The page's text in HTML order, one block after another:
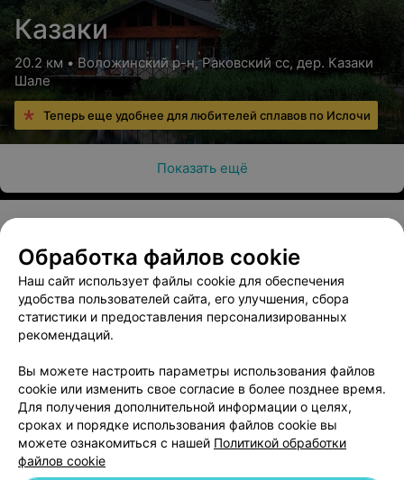
Казаки
20.2 км • Воложинский р-н, Раковский сс, дер. Казаки
Шале
Теперь еще удобнее для любителей сплавов по Ислочи
Показать ещё
О проекте Новости проекта
Размещение рекламы
Медицинский маркетинг
Публичный договор
Пользовательское соглашение
Способы оплаты
Написать в поддержку
Персональные настройки cookie
Обработка персональных данных
Обработка файлов cookie
Наш сайт использует файлы cookie для обеспечения
удобства пользователей сайта, его улучшения, сбора
статистики и предоставления персонализированных
рекомендаций.
Вы можете настроить параметры использования файлов
cookie или изменить свое согласие в более позднее время.
Для получения дополнительной информации о целях,
сроках и порядке использования файлов cookie вы
можете ознакомиться с нашей Политикой обработки
файлов cookie